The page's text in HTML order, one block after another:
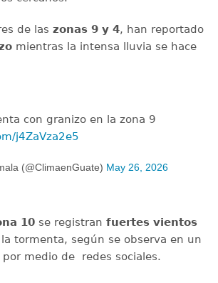
de las zonas 9 y 4, han reportado
mientras la intensa lluvia se hace
con granizo en la zona 9
j4ZaVza2e5
(@ClimaenGuate) May 26, 2026
10se registran fuertes vientos
tormenta, según se observa en un
medio de redes sociales.